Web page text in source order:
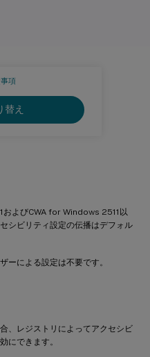
項
替え
よびCWA for Windows 2511以
シビリティ設定の伝播はデフォル
ーによる設定は不要です。
、レジストリによってアクセシビ
にできます。